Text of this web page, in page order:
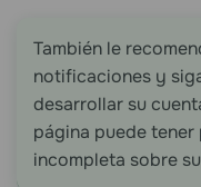
También le
notificaciones y
desarrollar su
página puede
incompleta sobre